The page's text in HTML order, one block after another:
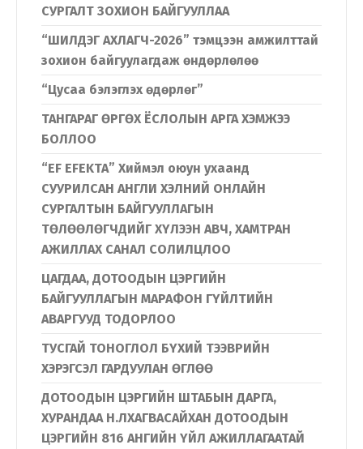
СУРГАЛТ ЗОХИОН БАЙГУУЛЛАА
“ШИЛДЭГ АХЛАГЧ-2026” тэмцээн амжилттай
зохион байгуулагдаж өндөрлөлөө
“Цусаа бэлэглэх өдөрлөг”
ТАНГАРАГ ӨРГӨХ ЁСЛОЛЫН АРГА ХЭМЖЭЭ
БОЛЛОО
“EF EFEKTA” Хиймэл оюун ухаанд
СУУРИЛСАН АНГЛИ ХЭЛНИЙ ОНЛАЙН
СУРГАЛТЫН БАЙГУУЛЛАГЫН
ТӨЛӨӨЛӨГЧДИЙГ ХҮЛЭЭН АВЧ, ХАМТРАН
АЖИЛЛАХ САНАЛ СОЛИЛЦЛОО
ЦАГДАА, ДОТООДЫН ЦЭРГИЙН
БАЙГУУЛЛАГЫН МАРАФОН ГҮЙЛТИЙН
АВАРГУУД ТОДОРЛОО
ТУСГАЙ ТОНОГЛОЛ БҮХИЙ ТЭЭВРИЙН
ХЭРЭГСЭЛ ГАРДУУЛАН ӨГЛӨӨ
ДОТООДЫН ЦЭРГИЙН ШТАБЫН ДАРГА,
ХУРАНДАА Н.ЛХАГВАСАЙХАН ДОТООДЫН
ЦЭРГИЙН 816 АНГИЙН ҮЙЛ АЖИЛЛАГААТАЙ